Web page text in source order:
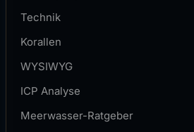
Technik
Korallen
WYSIWYG
ICP Analyse
Meerwasser-Ratgeber